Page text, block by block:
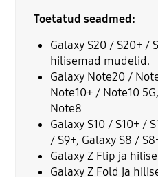
Toetatud seadmed:
Galaxy S20 / S20+ /
hilisemad mudelid.
Galaxy Note20 /
Note10+ / Note10
Note8
Galaxy S10 / S10+ /
/ S9+, Galaxy S8 /
Galaxy Z Flip ja
Galaxy Z Fold ja